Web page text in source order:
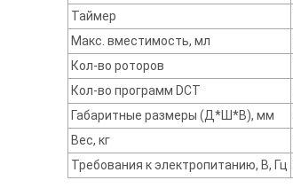
Таймер
Макс. вместимость, мл
Кол-во роторов
Кол-во программ DCT
Габаритные размеры (Д*Ш*В), мм
Вес, кг
Требования к электропитанию, В, Гц